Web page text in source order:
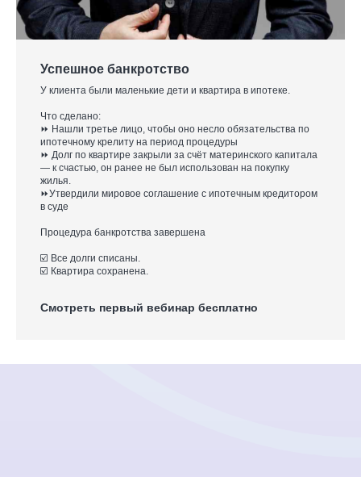
Успешное банкротство
У клиента были маленькие дети и квартира в ипотеке.
Что сделано:
⏩ Нашли третье лицо, чтобы оно несло обязательства по
ипотечному крелиту на период процедуры
⏩ Долг по квартире закрыли за счёт материнского капитала
— к счастью, он ранее не был использован на покупку
жилья.
⏩Утвердили мировое соглашение с ипотечным кредитором
в суде
Процедура банкротства завершена
☑️ Все долги списаны.
☑️ Квартира сохранена.
Смотреть первый вебинар бесплатно